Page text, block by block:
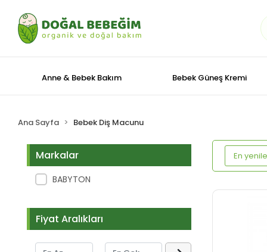
Anne & Bebek Bakım Bebek Güneş Kremi
Ana Sayfa Bebek Diş Macunu
Markalar
BABYTON
Fiyat Aralıkları